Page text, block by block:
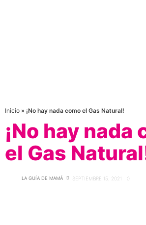
Inicio » ¡No hay nada como el Gas Natural!
¡No hay nada
el Gas
LA GUÍA DE MAMÁ SEPTIEMBRE 15, 2021 0